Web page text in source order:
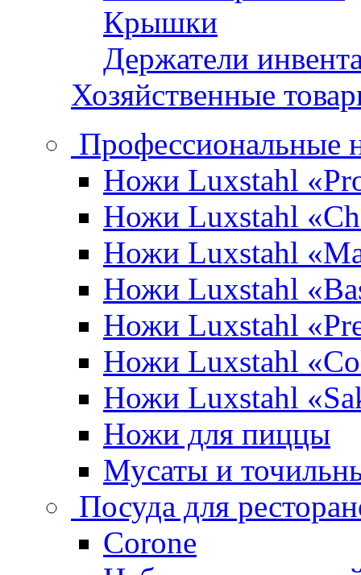
Крышки
Держатели
Хозяйственные
Профессиональные
Ножи Luxstahl
Ножи Luxstahl
Ножи Luxstahl
Ножи Luxstahl
Ножи Luxstahl
Ножи Luxstahl
Ножи Luxstahl
Ножи для пиццы
Мусаты и
Посуда для
Corone